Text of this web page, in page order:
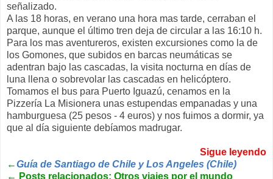
señalizado.
A las 18 horas, en verano una hora mas tarde, cerraban el
parque, aunque el último tren deja de circular a las 16:10 h.
Para los mas aventureros, existen excursiones como la de
los Gomones, que subidos en barcas neumáticas se
adentran bajo las cascadas, la visita nocturna en días de
luna llena o sobrevolar las cascadas en helicóptero.
Tomamos el bus para Puerto Iguazú, cenamos en la
Pizzería La Misionera unas estupendas empanadas y una
hamburguesa (25 pesos - 4 euros) y nos fuimos a dormir, ya
que al día siguiente debíamos madrugar.
Sigue leyendo
←Guía de Santiago de Chile y Los Angeles (Chile)
← Posts relacionados: Otros viajes por el mundo